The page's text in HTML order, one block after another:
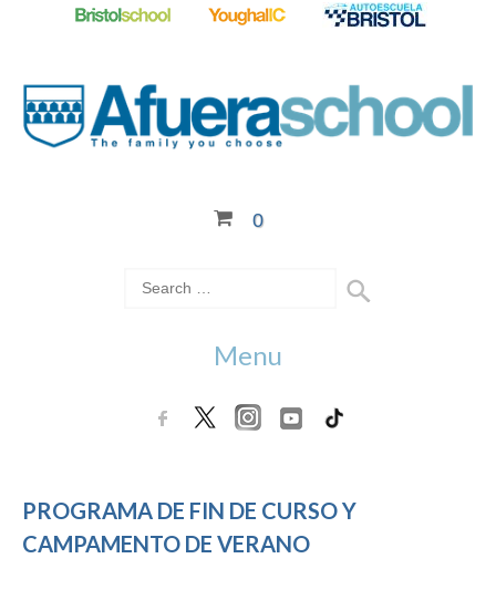
0
Menu
PROGRAMA DE FIN DE CURSO Y
CAMPAMENTO DE VERANO